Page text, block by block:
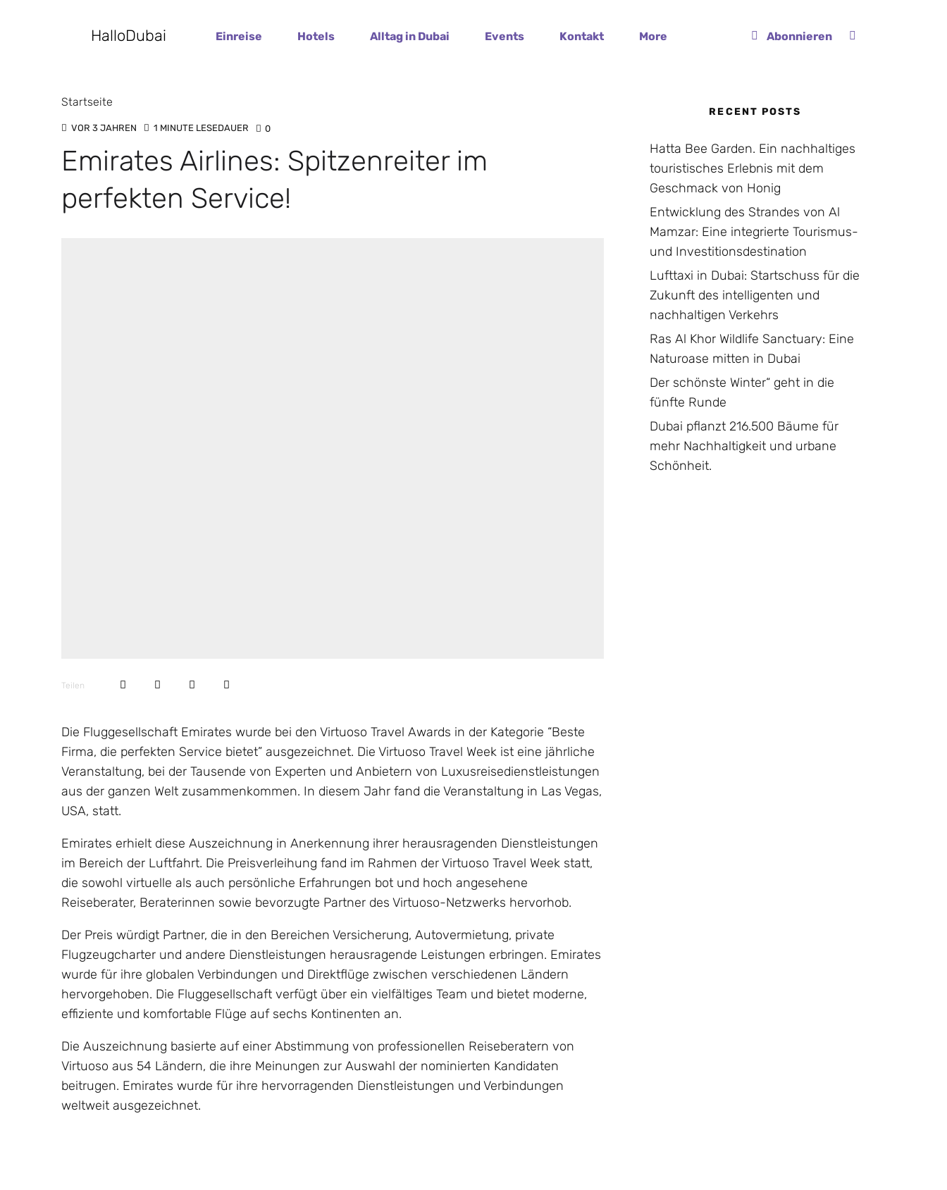
HalloDubai Einreise Hotels Alltag in Dubai Events Kontakt More Abonnieren
Startseite
VOR 3 JAHREN 1 MINUTE LESEDAUER 0
Emirates Airlines: Spitzenreiter im
perfekten Service!
Teilen
Die Fluggesellschaft Emirates wurde bei den Virtuoso Travel Awards in der Kategorie “Beste
Firma, die perfekten Service bietet” ausgezeichnet. Die Virtuoso Travel Week ist eine jährliche
Veranstaltung, bei der Tausende von Experten und Anbietern von Luxusreisedienstleistungen
aus der ganzen Welt zusammenkommen. In diesem Jahr fand die Veranstaltung in Las Vegas,
USA, statt.
Emirates erhielt diese Auszeichnung in Anerkennung ihrer herausragenden Dienstleistungen
im Bereich der Luftfahrt. Die Preisverleihung fand im Rahmen der Virtuoso Travel Week statt,
die sowohl virtuelle als auch persönliche Erfahrungen bot und hoch angesehene
Reiseberater, Beraterinnen sowie bevorzugte Partner des Virtuoso-Netzwerks hervorhob.
Der Preis würdigt Partner, die in den Bereichen Versicherung, Autovermietung, private
Flugzeugcharter und andere Dienstleistungen herausragende Leistungen erbringen. Emirates
wurde für ihre globalen Verbindungen und Direktflüge zwischen verschiedenen Ländern
hervorgehoben. Die Fluggesellschaft verfügt über ein vielfältiges Team und bietet moderne,
effiziente und komfortable Flüge auf sechs Kontinenten an.
Die Auszeichnung basierte auf einer Abstimmung von professionellen Reiseberatern von
Virtuoso aus 54 Ländern, die ihre Meinungen zur Auswahl der nominierten Kandidaten
beitrugen. Emirates wurde für ihre hervorragenden Dienstleistungen und Verbindungen
weltweit ausgezeichnet.
RECENT POSTS
Hatta Bee Garden. Ein nachhaltiges
touristisches Erlebnis mit dem
Geschmack von Honig
Entwicklung des Strandes von Al
Mamzar: Eine integrierte Tourismus-
und Investitionsdestination
Lufttaxi in Dubai: Startschuss für die
Zukunft des intelligenten und
nachhaltigen Verkehrs
Ras Al Khor Wildlife Sanctuary: Eine
Naturoase mitten in Dubai
Der schönste Winter“ geht in die
fünfte Runde
Dubai pflanzt 216.500 Bäume für
mehr Nachhaltigkeit und urbane
Schönheit.